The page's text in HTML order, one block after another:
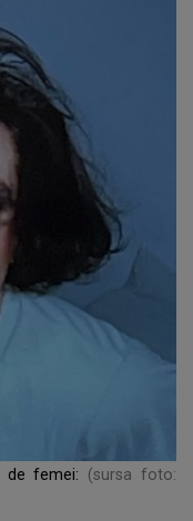
de femei:
(sursa foto: